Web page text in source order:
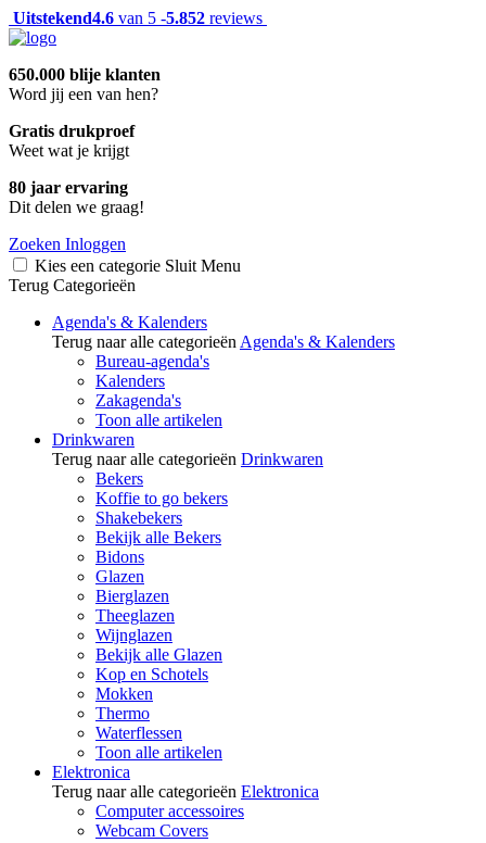
Uitstekend4.6 van 5 -5.852 reviews
650.000 blije klanten
Word jij een van hen?
Gratis drukproef
Weet wat je krijgt
80 jaar ervaring
Dit delen we graag!
Zoeken Inloggen
Kies een categorie Sluit Menu
Terug Categorieën
Agenda's & Kalenders
Terug naar alle categorieën Agenda's & Kalenders
Bureau-agenda's
Kalenders
Zakagenda's
Toon alle artikelen
Drinkwaren
Terug naar alle categorieën Drinkwaren
Bekers
Koffie to go bekers
Shakebekers
Bekijk alle Bekers
Bidons
Glazen
Bierglazen
Theeglazen
Wijnglazen
Bekijk alle Glazen
Kop en Schotels
Mokken
Thermo
Waterflessen
Toon alle artikelen
Elektronica
Terug naar alle categorieën Elektronica
Computer accessoires
Webcam Covers